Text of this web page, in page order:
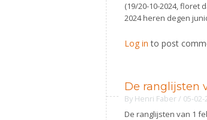
(19/20-10-2024, floret
2024 heren degen
Log in to post
De ranglijsten
By Henri Faber/ 05-02-
De ranglijsten van 1